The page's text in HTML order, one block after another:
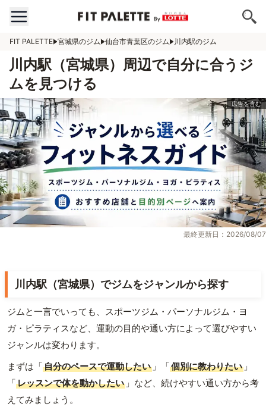
FIT PALETTE 宮城県のジム 仙台市青葉区のジム 川内駅のジム
川内駅（宮城県）周辺で自分に合うジ
ムを見つける
最終更新日：2026/08/07
川内駅（宮城県）でジムをジャンルから探す
ジムと一言でいっても、スポーツジム・パーソナルジム・ヨ
ガ・ピラティスなど、運動の目的や通い方によって選びやすい
ジャンルは変わります。
まずは「自分のペースで運動したい 」「個別に教わりたい 」
「レッスンで体を動かしたい 」など、続けやすい通い方から考
えてみましょう。